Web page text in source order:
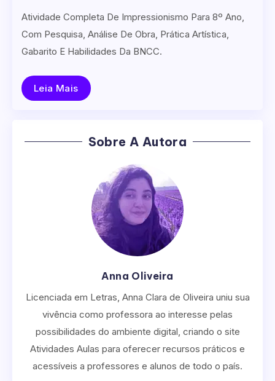
Atividade Completa De Impressionismo Para 8º Ano,
Com Pesquisa, Análise De Obra, Prática Artística,
Gabarito E Habilidades Da BNCC.
Leia Mais
Sobre A Autora
Anna Oliveira
Licenciada em Letras, Anna Clara de Oliveira uniu sua
vivência como professora ao interesse pelas
possibilidades do ambiente digital, criando o site
Atividades Aulas para oferecer recursos práticos e
acessíveis a professores e alunos de todo o país.